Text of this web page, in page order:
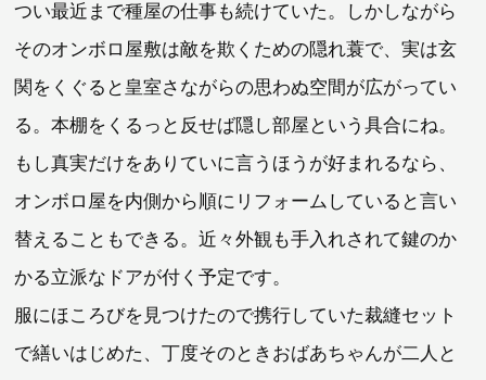
つい最近まで種屋の仕事も続けていた。しかしながら
そのオンボロ屋敷は敵を欺くための隠れ蓑で、実は玄
関をくぐると皇室さながらの思わぬ空間が広がってい
る。本棚をくるっと反せば隠し部屋という具合にね。
もし真実だけをありていに言うほうが好まれるなら、
オンボロ屋を内側から順にリフォームしていると言い
替えることもできる。近々外観も手入れされて鍵のか
かる立派なドアが付く予定です。
服にほころびを見つけたので携行していた裁縫セット
で繕いはじめた、丁度そのときおばあちゃんが二人と